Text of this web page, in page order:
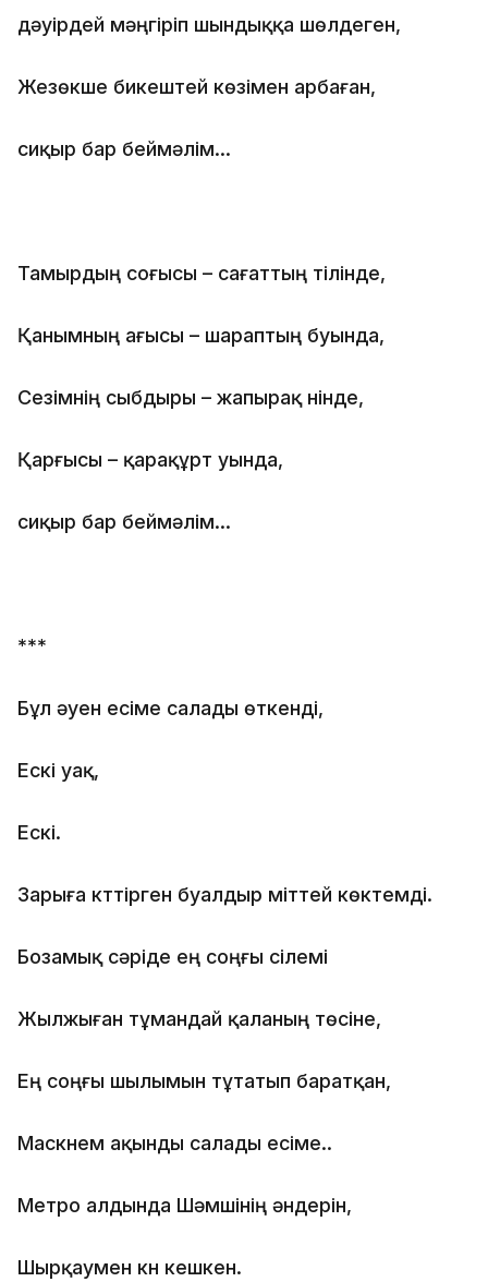
дәуірдей мәңгіріп шындыққа шөлдеген,
Жезөкше бикештей көзімен арбаған,
сиқыр бар беймәлім...
Тамырдың соғысы – сағаттың тілінде,
Қанымның ағысы – шараптың буында,
Сезімнің сыбдыры – жапырақ үнінде,
Қарғысы – қарақұрт уында,
сиқыр бар беймәлім...
***
Бұл әуен есіме салады өткенді,
Ескі уақ,
Ескі.
Зарыға күттірген буалдыр үміттей көктемді.
Бозамық сәріде ең соңғы сілемі
Жылжыған тұмандай қаланың төсіне,
Ең соңғы шылымын тұтатып баратқан,
Маскүнем ақынды салады есіме..
Метро алдында Шәмшінің әндерін,
Шырқаумен күн кешкен.